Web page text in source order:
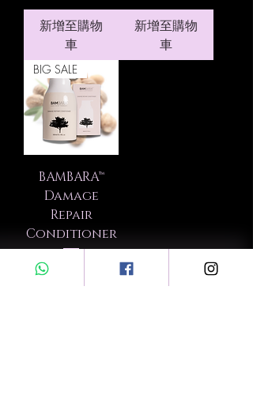
新增至購物
車
新增至購物
車
BIG SALE
BAMBARA™
Damage
Repair
Conditioner